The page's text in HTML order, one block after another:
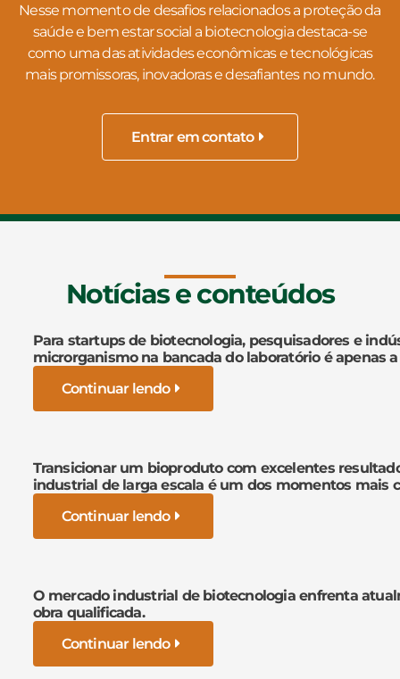
Nesse momento de desafios relacionados a proteção da
saúde e bem estar social a biotecnologia destaca-se
como uma das atividades econômicas e tecnológicas
mais promissoras, inovadoras e desafiantes no mundo.
Entrar em contato
Notícias e conteúdos
Para startups de biotecnologia, pesquisadores e
microrganismo na bancada do laboratório é apenas
Continuar lendo
Transicionar um bioproduto com excelentes
industrial de larga escala é um dos momentos mais
Continuar lendo
O mercado industrial de biotecnologia enfrenta
obra qualificada.
Continuar lendo